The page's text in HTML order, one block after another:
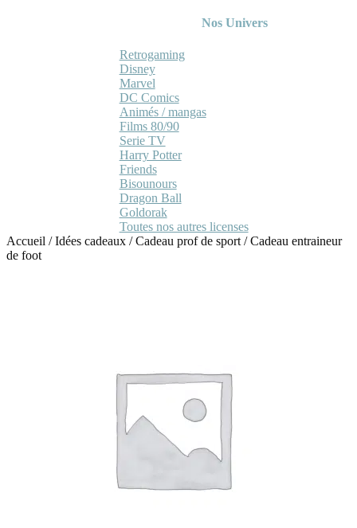
Nos Univers
Retrogaming
Disney
Marvel
DC Comics
Animés / mangas
Films 80/90
Serie TV
Harry Potter
Friends
Bisounours
Dragon Ball
Goldorak
Toutes nos autres licenses
Accueil /Idées cadeaux /Cadeau prof de sport /Cadeau entraineur
de foot